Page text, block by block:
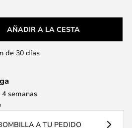
AÑADIR A LA CESTA
de 30 días
semanas
A TU PEDIDO